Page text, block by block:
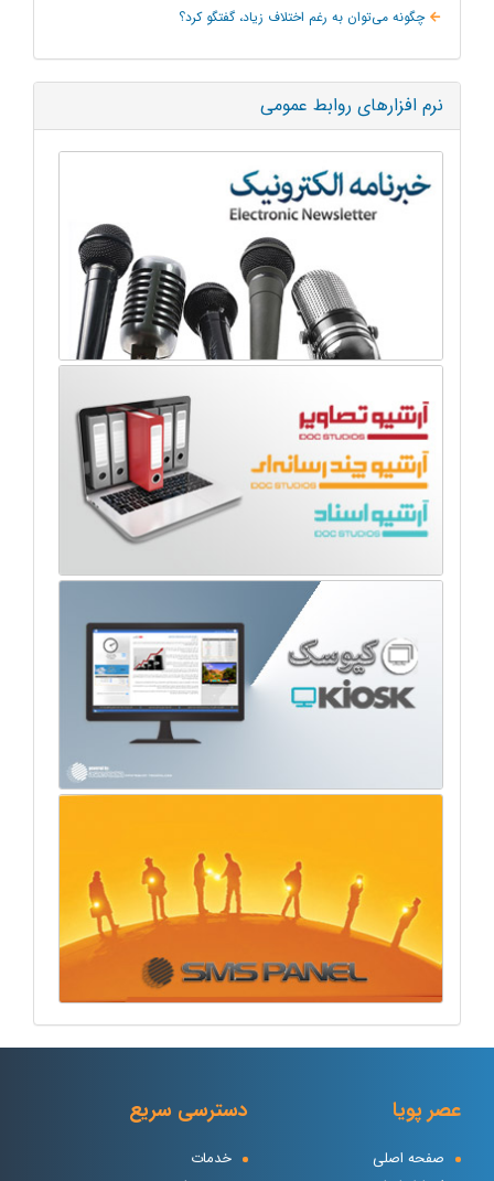
چگونه می‌توان به‌ رغم اختلاف زیاد، گفتگو کرد؟
نرم افزارهای روابط عمومی
عصر پویا
صفحه اصلی
دسترسی سریع
خدمات